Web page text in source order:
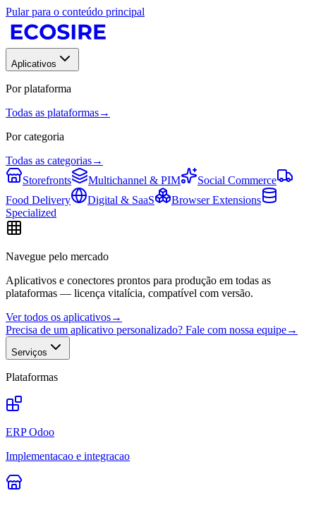
Pular para o conteúdo principal
Aplicativos
Por plataforma
Todas as plataformas→
Por categoria
Todas as categorias→
Storefronts
Multichannel & PIM
Social Commerce
Food Delivery
Digital & SaaS
Browser Extensions
Specialized
Navegue pelo mercado
Aplicativos e conectores prontos para produção em todas as
plataformas — licença vitalícia, compatível com versão.
Ver todos os aplicativos→
Precisa de um aplicativo personalizado? Fale com nossa equipe→
Serviços
Plataformas
ERP Odoo
Implementacao e integracao